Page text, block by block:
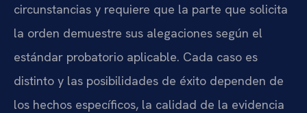
circunstancias y requiere que la parte que solicita
la orden demuestre sus alegaciones según el
estándar probatorio aplicable. Cada caso es
distinto y las posibilidades de éxito dependen de
los hechos específicos, la calidad de la evidencia